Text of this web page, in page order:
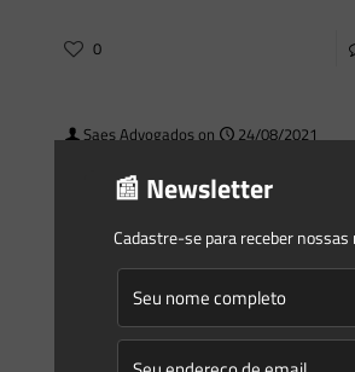
0
Saes Advogadoson
24/08/2021
Congresso
Desde a promulgação do Novo Código
de 2012), um dos temas que mais atrai
judicialização na área ambiental são as
📰 Newsletter
Cadastre-se para receber nossas